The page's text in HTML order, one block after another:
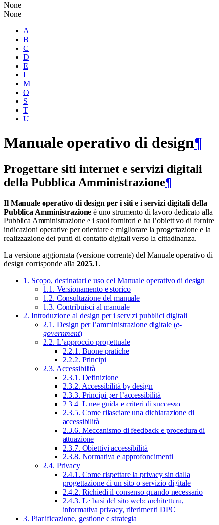
None
None
A
B
C
D
E
I
M
O
S
T
U
Manuale operativo di design¶
Progettare siti internet e servizi digitali
della Pubblica Amministrazione¶
Il Manuale operativo di design per i siti e i servizi digitali della
Pubblica Amministrazione è uno strumento di lavoro dedicato alla
Pubblica Amministrazione e i suoi fornitori e ha l’obiettivo di fornire
indicazioni operative per orientare e migliorare la progettazione e la
realizzazione dei punti di contatto digitali verso la cittadinanza.
La versione aggiornata (versione corrente) del Manuale operativo di
design corrisponde alla 2025.1.
1. Scopo, destinatari e uso del Manuale operativo di design
1.1. Versionamento e storico
1.2. Consultazione del manuale
1.3. Contribuisci al manuale
2. Introduzione al design per i servizi pubblici digitali
2.1. Design per l’amministrazione digitale (e-
government)
2.2. L’approccio progettuale
2.2.1. Buone pratiche
2.2.2. Principi
2.3. Accessibilità
2.3.1. Definizione
2.3.2. Accessibilità by design
2.3.3. Principi per l’accessibilità
2.3.4. Linee guida e criteri di successo
2.3.5. Come rilasciare una dichiarazione di
accessibilità
2.3.6. Meccanismo di feedback e procedura di
attuazione
2.3.7. Obiettivi accessibilità
2.3.8. Normativa e approfondimenti
2.4. Privacy
2.4.1. Come rispettare la privacy sin dalla
progettazione di un sito o servizio digitale
2.4.2. Richiedi il consenso quando necessario
2.4.3. Le basi del sito web: architettura,
informativa privacy, riferimenti DPO
3. Pianificazione, gestione e strategia